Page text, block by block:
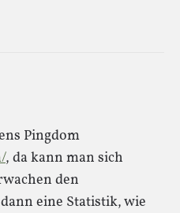
Pingdom
, da kann man sich
den
eine Statistik, wie